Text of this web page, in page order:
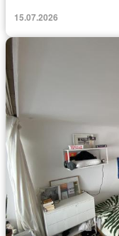
15.07.2026